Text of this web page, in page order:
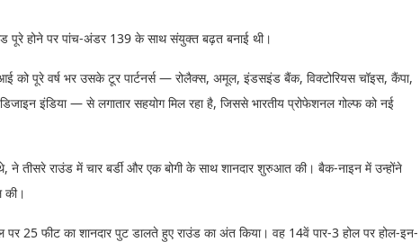
पूरे होने पर पांच-अंडर 139 के साथ संयुक्त बढ़त बनाई थी।
को पूरे वर्ष भर उसके टूर पार्टनर्स — रोलैक्स, अमूल, इंडसइंड बैंक, विक्टोरियस चॉइस, कैंपा,
इंडिया — से लगातार सहयोग मिल रहा है, जिससे भारतीय प्रोफेशनल गोल्फ को नई
तीसरे राउंड में चार बर्डी और एक बोगी के साथ शानदार शुरुआत की। बैक-नाइन में उन्होंने
की।
25 फीट का शानदार पुट डालते हुए राउंड का अंत किया। वह 14वें पार-3 होल पर होल-इन-